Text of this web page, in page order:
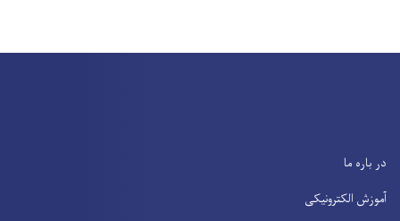
در باره ما
آموزش الکترونیکی